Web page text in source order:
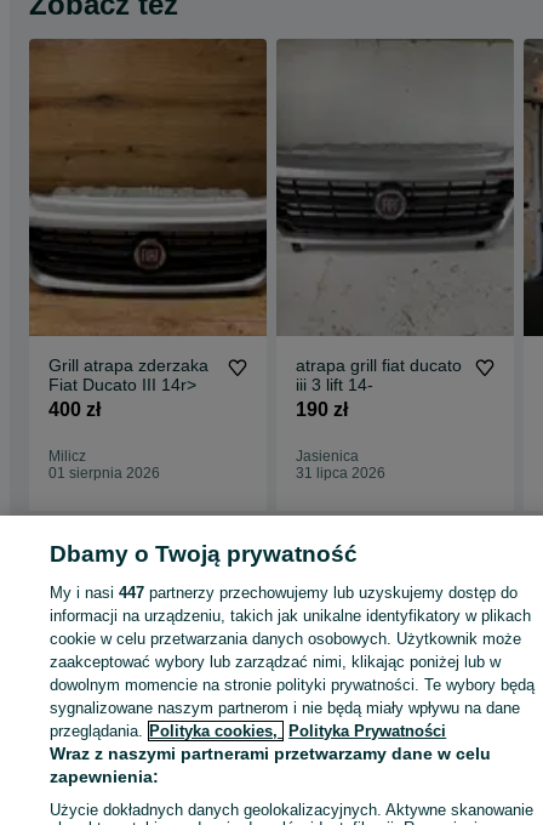
Grill atrapa zderzaka
Fiat Ducato III 14r>
400 zł
Milicz
01 sierpnia 2026
atrapa grill fiat ducato
iii 3 lift 14-
190 zł
Jasienica
31 lipca 2026
Strona główna Motoryzacja Części samochodowe
Dostawcze i Ciężarowe
Dostawcze i Ciężarowe - Wielkopolskie
Dostawcze i Ciężarowe - Wolsztyn
KATEGORIA
744855937 Wyświetlenia:
Zadzwoń / SMS Wyślij wiadomość
Dbamy o Twoją prywatność
My i nasi447 partnerzy przechowujemy lub uzyskujemy dostęp do
informacji na urządzeniu, takich jak unikalne identyfikatory w plikach
cookie w celu przetwarzania danych osobowych. Użytkownik może
zaakceptować wybory lub zarządzać nimi, klikając poniżej lub w
dowolnym momencie na stronie polityki prywatności. Te wybory będą
sygnalizowane naszym partnerom i nie będą miały wpływu na dane
przeglądania. Polityka cookies, Polityka Prywatności
Wraz z naszymi partnerami przetwarzamy dane w celu
zapewnienia:
Użycie dokładnych danych geolokalizacyjnych. Aktywne skanowanie